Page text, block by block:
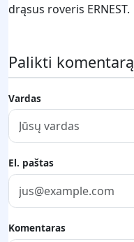
drąsus roveris ERNEST.
Palikti komentarą
Vardas
El. paštas
Komentaras